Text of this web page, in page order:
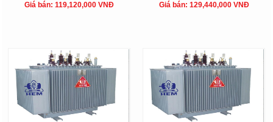
Giá bán: 119,120,000 VNĐ
Giá bán: 129,440,000 VNĐ